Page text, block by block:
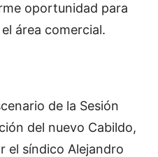
oportunidad para
área comercial.
de la Sesión
del nuevo Cabildo,
el síndico Alejandro